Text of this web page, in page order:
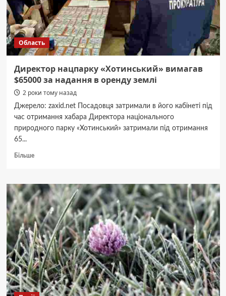
жовтня
2024
року
Область
Директор нацпарку «Хотинський» вимагав
$65000 за надання в оренду землі
2 роки тому назад
Джерело: zaxid.net Посадовця затримали в його кабінеті під
час отримання хабара Директора національного
природного парку «Хотинський» затримали під отримання
65...
БільшеДокладніше
нацпарку
«Хотинський»
вимагав
$65000
за
надання
в
оренду
землі